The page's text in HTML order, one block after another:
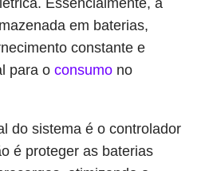
Essencialmente, a
em baterias,
constante e
para oconsumo no
do sistema é o controlador
é proteger as baterias